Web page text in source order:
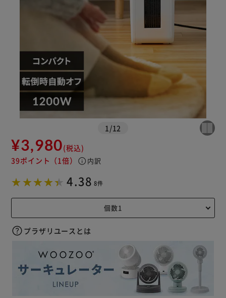
1 /12
¥3,980(税込)
39ポイント （1倍） info 内訳
4.38 8件
プラザリユースとは
カートに入れる